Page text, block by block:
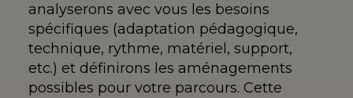
analyserons avec vous les besoins
spécifiques (adaptation pédagogique,
technique, rythme, matériel, support,
etc.) et définirons les aménagements
possibles pour votre parcours. Cette